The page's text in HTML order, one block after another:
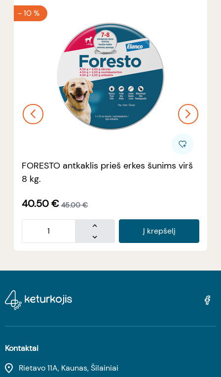
-10 %
FORESTO antkaklis prieš erkes šunims virš
8 kg.
40.50€ 45.00 €
Į krepšelį
Kontaktai
Rietavo 11A, Kaunas, Šilainiai